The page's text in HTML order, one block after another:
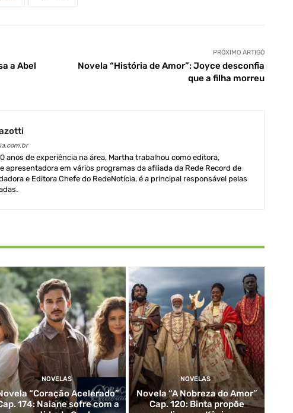
a Abel
PRÓXIMO ARTIGO
Novela “História de Amor”: Joyce desconfia
que a filha morreu
anos de experiência na área, Martha trabalhou como editora,
apresentadora em vários programas da afiliada da Rede Record de
e Editora Chefe do RedeNotícia, é a principal responsável pelas
NOVELAS
“Coração Acelerado”
174: Naiane sofre com a
NOVELAS
Novela “A Nobreza do Amor”
Cap. 120: Binta propõe